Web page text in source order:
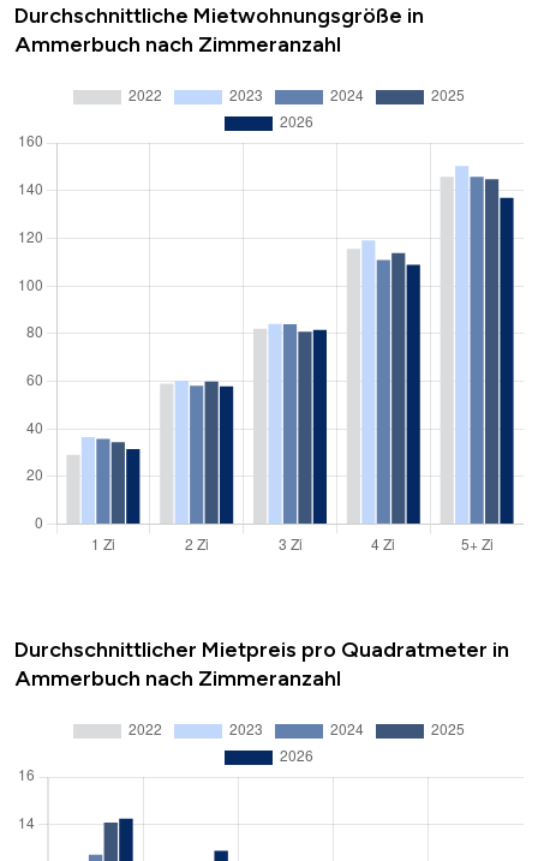
Durchschnittliche Mietwohnungsgröße in
Ammerbuch nach Zimmeranzahl
Durchschnittlicher Mietpreis pro Quadratmeter in
Ammerbuch nach Zimmeranzahl